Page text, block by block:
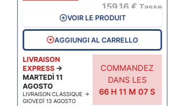
LIVRAISON
EXPRESS →
MARTEDÌ 11
AGOSTO
LIVRAISON CLASSIQUE →
GIOVEDÌ 13 AGOSTO
COMMANDEZ
DANS LES
66 H11 M07 S
159,16 € Tasse
VOIR LE PRODUIT
AGGIUNGI AL CARRELLO